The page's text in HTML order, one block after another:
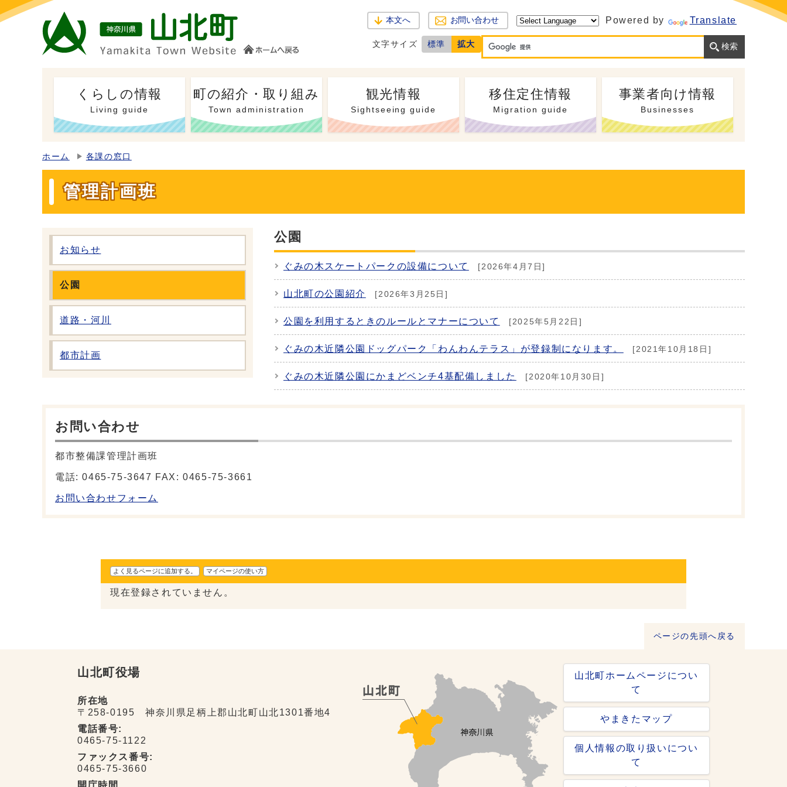
本文へ お問い合わせ Powered by Translate
文字サイズ 標準 拡大
くらしの情報
Living guide
町の紹介・取り組み
Town administration
観光情報
Sightseeing guide
移住定住情報
Migration guide
事業者向け情報
Businesses
ホーム 各課の窓口
管理計画班
お知らせ
公園
道路・河川
都市計画
公園
ぐみの木スケートパークの設備について [2026年4月7日]
山北町の公園紹介 [2026年3月25日]
公園を利用するときのルールとマナーについて [2025年5月22日]
ぐみの木近隣公園ドッグパーク「わんわんテラス」が登録制になります。 [2021年10月18日]
ぐみの木近隣公園にかまどベンチ4基配備しました [2020年10月30日]
お問い合わせ
都市整備課管理計画班
電話: 0465-75-3647 FAX: 0465-75-3661
お問い合わせフォーム
よく見るページに追加する。 マイページの使い方
現在登録されていません。
ページの先頭へ戻る
山北町役場
所在地
〒258-0195 神奈川県足柄上郡山北町山北1301番地4
電話番号:
0465-75-1122
ファックス番号:
0465-75-3660
開庁時間
山北町ホームページについ
て
やまきたマップ
個人情報の取り扱いについ
て